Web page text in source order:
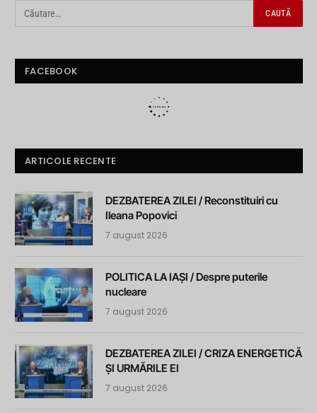
FACEBOOK
ARTICOLE RECENTE
DEZBATEREA ZILEI / Reconstituiri cu
Ileana Popovici
7 august 2026
POLITICA LA IAȘI / Despre puterile
nucleare
7 august 2026
DEZBATEREA ZILEI / CRIZA ENERGETICĂ
ȘI URMĂRILE EI
7 august 2026